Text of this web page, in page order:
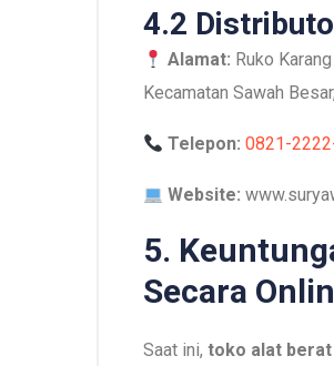
4.2
Alamat: Ruko
Kecamatan Sawah
Telepon:0821-
Website:
5.
Secara
Saat ini, toko alat berat